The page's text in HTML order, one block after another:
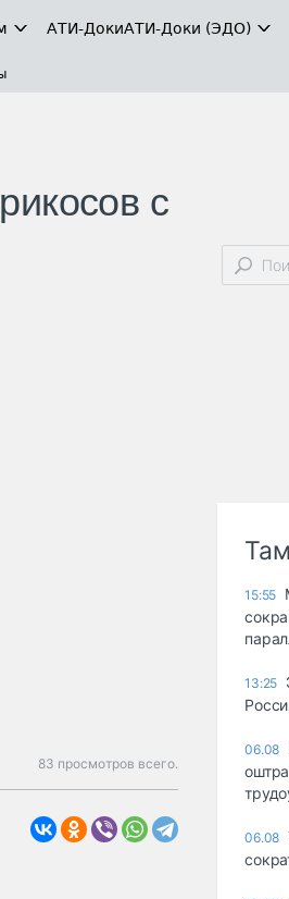
АТИ-ДокиАТИ-Доки (ЭДО)
с
83 просмотров всего.
15:55
13:25
06.08
06.08